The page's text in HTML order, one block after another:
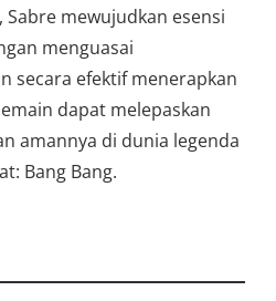
mewujudkan esensi
menguasai
secara efektif menerapkan
dapat melepaskan
amannya di dunia legenda
Bang Bang.